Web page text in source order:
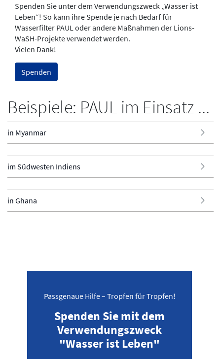
Spenden Sie unter dem Verwendungszweck „Wasser ist
Leben“! So kann ihre Spende je nach Bedarf für
Wasserfilter PAUL oder andere Maßnahmen der Lions-
WaSH-Projekte verwendet werden.
Vielen Dank!
Spenden
Beispiele: PAUL im Einsatz ...
in Myanmar
im Südwesten Indiens
in Ghana
Passgenaue Hilfe – Tropfen für Tropfen!
Spenden Sie mit dem
Verwendungszweck
"Wasser ist Leben"